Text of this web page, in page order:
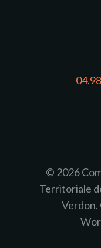
© 2026
Territoriale